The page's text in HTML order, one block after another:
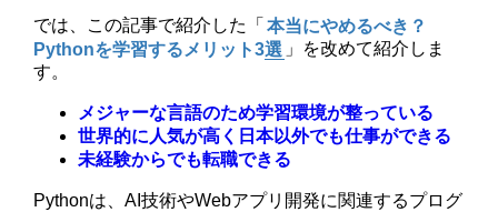
では、この記事で紹介した「 本当にやめるべき？
Pythonを学習するメリット3選 」を改めて紹介しま
す。
メジャーな言語のため学習環境が整っている
世界的に人気が高く日本以外でも仕事ができる
未経験からでも転職できる
Pythonは、AI技術やWebアプリ開発に関連するプログ